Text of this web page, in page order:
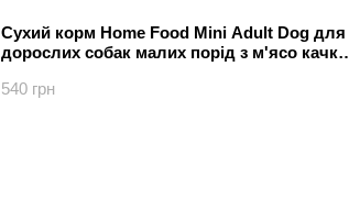
Сухий корм Home Food Mini Adult Dog для
дорослих собак малих порід з м'ясо качки
540 грн